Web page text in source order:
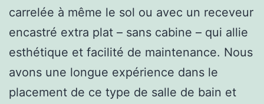
carrelée à même le sol ou avec un receveur
encastré extra plat – sans cabine – qui allie
esthétique et facilité de maintenance. Nous
avons une longue expérience dans le
placement de ce type de salle de bain et